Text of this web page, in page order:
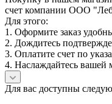
счет компании ООО
Для этого:
1. Оформите заказ
2. Дождитесь
3. Оплатите счет по
4. Наслаждайтесь вашей
Для вас доступны